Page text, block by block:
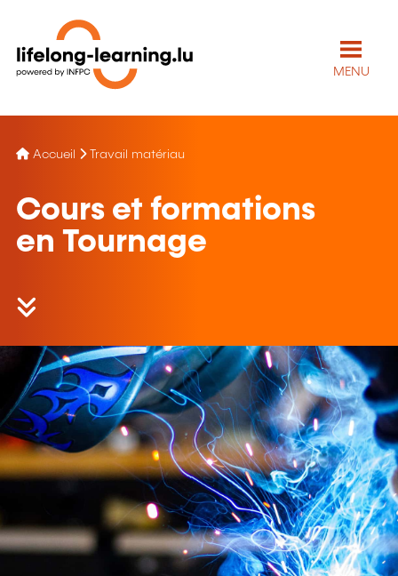
MENU
Accueil Travail matériau
Cours et formations
en Tournage